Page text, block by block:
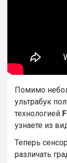
Помимо
ультрабук
технологией
узнаете из
Теперь
различать